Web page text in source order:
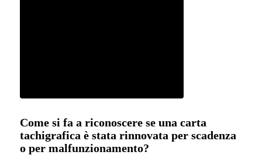
Come si fa a riconoscere se una carta
tachigrafica è stata rinnovata per scadenza
o per malfunzionamento?